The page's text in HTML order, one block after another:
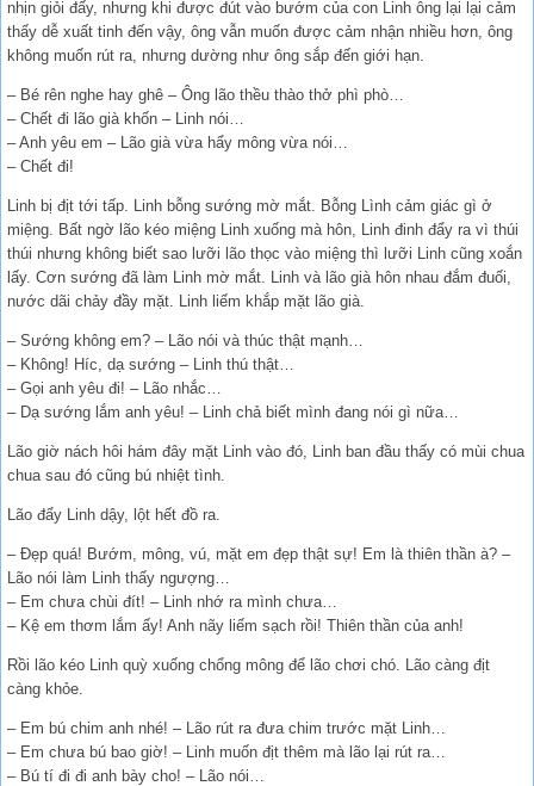
nhịn giỏi đấy, nhưng khi được đút vào bướm của con Linh ông lại lại cảm
thấy dễ xuất tinh đến vậy, ông vẫn muốn được cảm nhận nhiều hơn, ông
không muốn rút ra, nhưng dường như ông sắp đến giới hạn.
– Bé rên nghe hay ghê – Ông lão thều thào thở phì phò…
– Chết đi lão già khốn – Linh nói…
– Anh yêu em – Lão già vừa hẩy mông vừa nói…
– Chết đi!
Linh bị địt tới tấp. Linh bỗng sướng mờ mắt. Bỗng Lình cảm giác gì ở
miệng. Bất ngờ lão kéo miệng Linh xuống mà hôn, Linh đinh đẩy ra vì thúi
thúi nhưng không biết sao lưỡi lão thọc vào miệng thì lưỡi Linh cũng xoắn
lấy. Cơn sướng đã làm Linh mờ mắt. Linh và lão già hôn nhau đắm đuối,
nước dãi chảy đầy mặt. Linh liếm khắp mặt lão già.
– Sướng không em? – Lão nói và thúc thật mạnh…
– Không! Híc, dạ sướng – Linh thú thật…
– Gọi anh yêu đi! – Lão nhắc…
– Dạ sướng lắm anh yêu! – Linh chả biết mình đang nói gì nữa…
Lão giờ nách hôi hám đây mặt Linh vào đó, Linh ban đầu thấy có mùi chua
chua sau đó cũng bú nhiệt tình.
Lão đẩy Linh dậy, lột hết đồ ra.
– Đẹp quá! Bướm, mông, vú, mặt em đẹp thật sự! Em là thiên thần à? –
Lão nói làm Linh thấy ngượng…
– Em chưa chùi đít! – Linh nhớ ra mình chưa…
– Kệ em thơm lắm ấy! Anh nãy liếm sạch rồi! Thiên thần của anh!
Rồi lão kéo Linh quỳ xuống chổng mông để lão chơi chó. Lão càng địt
càng khỏe.
– Em bú chim anh nhé! – Lão rút ra đưa chim trước mặt Linh…
– Em chưa bú bao giờ! – Linh muốn địt thêm mà lão lại rút ra…
– Bú tí đi đi anh bày cho! – Lão nói…